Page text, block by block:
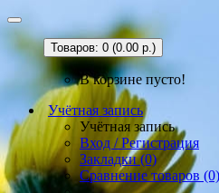
Товаров: 0 (0.00 р.)
В корзине пусто!
Учётная запись
Учётная запись
Вход / Регистрация
Закладки (0)
Сравнение товаров (0)